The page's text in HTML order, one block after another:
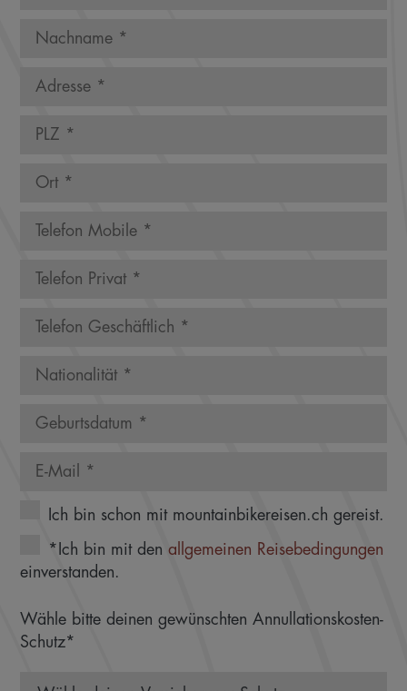
Ich bin schon mit mountainbikereisen.ch gereist.
*Ich bin mit den allgemeinen Reisebedingungen
einverstanden.
Wähle bitte deinen gewünschten Annullationskosten-
Schutz*